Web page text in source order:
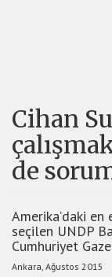
Cihan
de
Amerika’daki
seçilen UNDP
Cumhuriyet
Ankara, Ağustos 2015